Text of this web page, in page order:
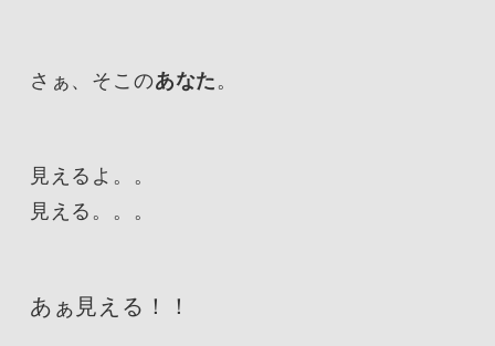
さぁ、そこのあなた 。
見えるよ。。
見える。。。
あぁ見える！！